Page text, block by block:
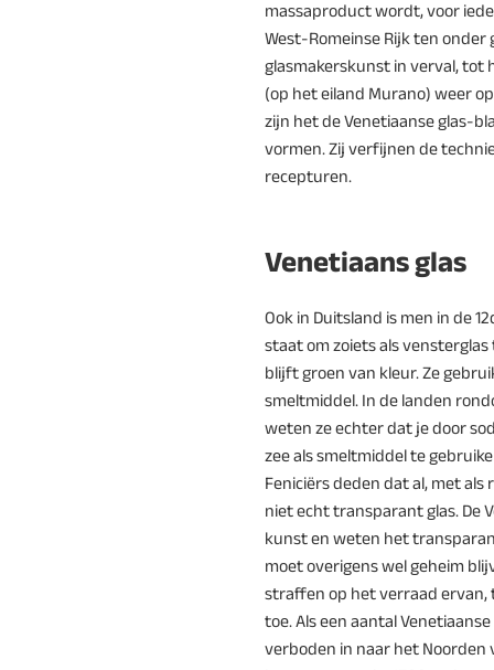
massaproduct wordt, voor
West-Romeinse Rijk ten onder
glasmakerskunst in verval, tot
(op het eiland Murano) weer
zijn het de Venetiaanse glas-
vormen. Zij verfijnen de
recepturen.
Venetiaans glas
Ook in Duitsland is men in de
staat om zoiets als
blijft groen van kleur. Ze
smeltmiddel. In de landen
weten ze echter dat je door
zee als smeltmiddel te
Feniciërs deden dat al, met
niet echt transparant glas. De
kunst en weten het
moet overigens wel geheim
straffen op het verraad ervan,
toe. Als een aantal
verboden in naar het